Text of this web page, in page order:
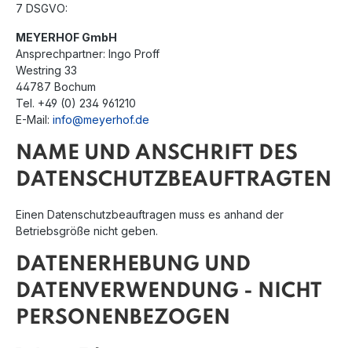
7 DSGVO:
MEYERHOF GmbH
Ansprechpartner: Ingo Proff
Westring 33
44787 Bochum
Tel. +49 (0) 234 961210
E-Mail: info@meyerhof.de
NAME UND ANSCHRIFT DES
DATENSCHUTZBEAUFTRAGTEN
Einen Datenschutzbeauftragen muss es anhand der
Betriebsgröße nicht geben.
DATENERHEBUNG UND
DATENVERWENDUNG - NICHT
PERSONENBEZOGEN